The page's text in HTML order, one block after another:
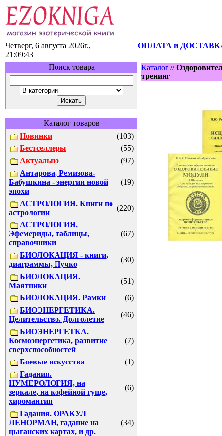
Четверг, 6 августа 2026г.,
21:09:43
ОПЛАТА и
Поиск товара
Каталог товаров
Новинки
(103)
Бестселлеры
(55)
Актуально
(97)
Антарова, Ремизова-
Бабушкина - энергии новой
эпохи
(19)
АСТРОЛОГИЯ. Книги по
астрологии
(220)
АСТРОЛОГИЯ.
Эфемериды, таблицы,
справочники
(67)
БИОЛОКАЦИЯ - книги,
диаграммы, Пучко
(30)
БИОЛОКАЦИЯ.
Маятники
(51)
БИОЛОКАЦИЯ. Рамки
(6)
БИОЭНЕРГЕТИКА.
Целительство. Долголетие
(46)
БИОЭНЕРГЕТКА.
Космоэнергетика, развитие
сверхспособностей
(7)
Боевые искусства
(1)
Гадания.
НУМЕРОЛОГИЯ, на
зеркале, на кофейной гуще,
хиромантия
(6)
Гадания. ОРАКУЛ
ЛЕНОРМАН, гадание на
цыганских картах, и др.
(34)
Каталог //
тренинг